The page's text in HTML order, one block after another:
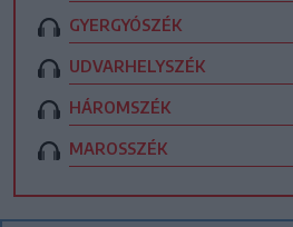
GYERGYÓSZÉK
UDVARHELYSZÉK
HÁROMSZÉK
MAROSSZÉK